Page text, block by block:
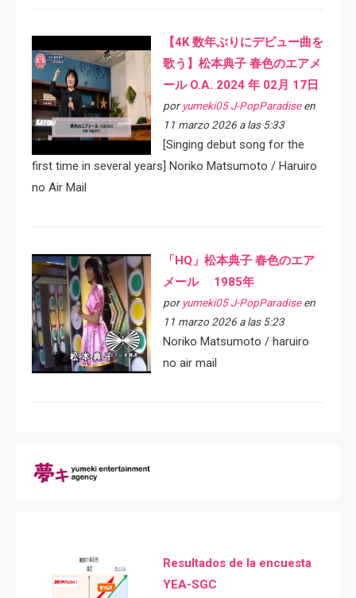
【4K 数年ぶりにデビュー曲を
歌う】松本典子 春色のエアメ
ール O.A. 2024 年 02月 17日
por yumeki05 J-PopParadiseen
11 marzo 2026 a las 5:33
[Singing debut song for the
first time in several years] Noriko Matsumoto / Haruiro
no Air Mail
「HQ」松本典子 春色のエア
メール 1985年
por yumeki05 J-PopParadiseen
11 marzo 2026 a las 5:23
Noriko Matsumoto / haruiro
no air mail
Resultados de la encuesta
YEA-SGC